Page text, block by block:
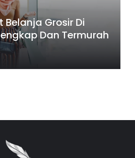
Belanja Grosir Di
Dan Termurah